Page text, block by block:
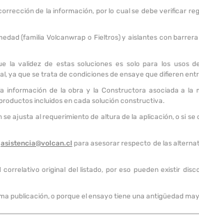
de la información, por lo cual se debe verificar
(familia Volcanwrap o Fieltros) y aislantes con
la validez de estas soluciones es solo para los usos
ya que se trata de condiciones de ensaye que difieren
información de la obra y la Constructora asociada a la
incluidos en cada solución constructiva.
ajusta al requerimiento de altura de la aplicación, o si se
asistencia@volcan.cl para asesorar respecto de las
original del listado, por eso pueden existir
publicación, o porque el ensayo tiene una antigüedad